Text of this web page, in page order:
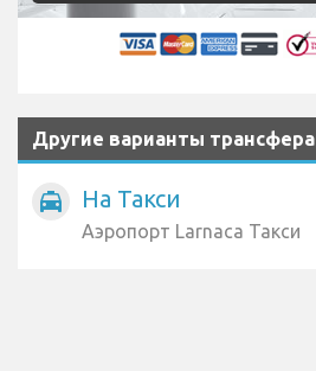
Другие варианты трансфера
local_taxi На Такси
Аэропорт Larnaca Такси